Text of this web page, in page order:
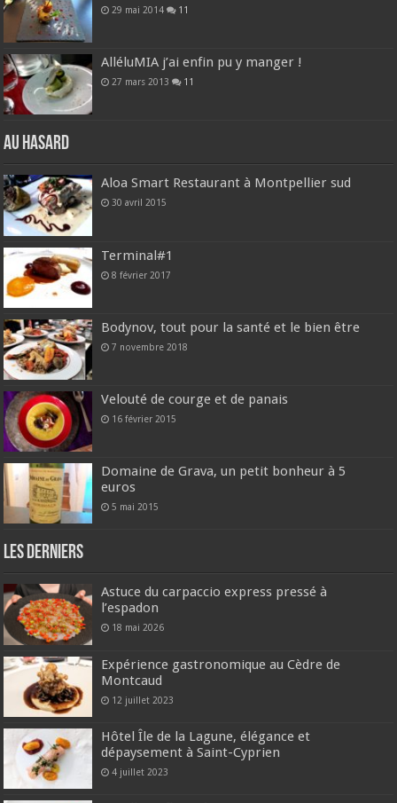
29 mai 2014 11
AlléluMIA j’ai enfin pu y manger !
27 mars 2013 11
Au hasard
Aloa Smart Restaurant à Montpellier sud
30 avril 2015
Terminal#1
8 février 2017
Bodynov, tout pour la santé et le bien être
7 novembre 2018
Velouté de courge et de panais
16 février 2015
Domaine de Grava, un petit bonheur à 5
euros
5 mai 2015
Les derniers
Astuce du carpaccio express pressé à
l’espadon
18 mai 2026
Expérience gastronomique au Cèdre de
Montcaud
12 juillet 2023
Hôtel Île de la Lagune, élégance et
dépaysement à Saint-Cyprien
4 juillet 2023